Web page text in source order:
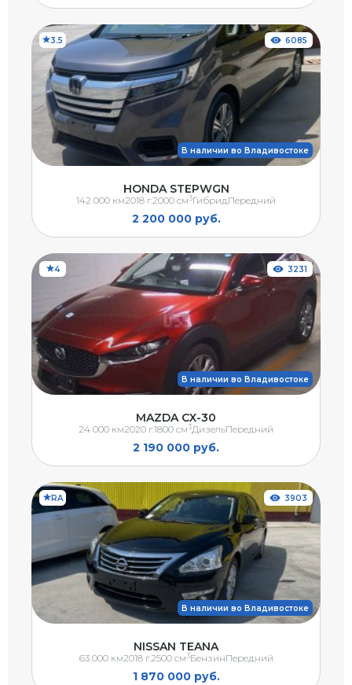
3.5
В наличии во Владивостоке
6085
HONDA STEPWGN
2 200 000 руб.
142 000 км2018 г.2000 см3ГибридПередний
4
В наличии во Владивостоке
3231
MAZDA CX-30
2 190 000 руб.
24 000 км2020 г.1800 см3ДизельПередний
RA
В наличии во Владивостоке
3903
NISSAN TEANA
1 870 000 руб.
63 000 км2018 г.2500 см3БензинПередний